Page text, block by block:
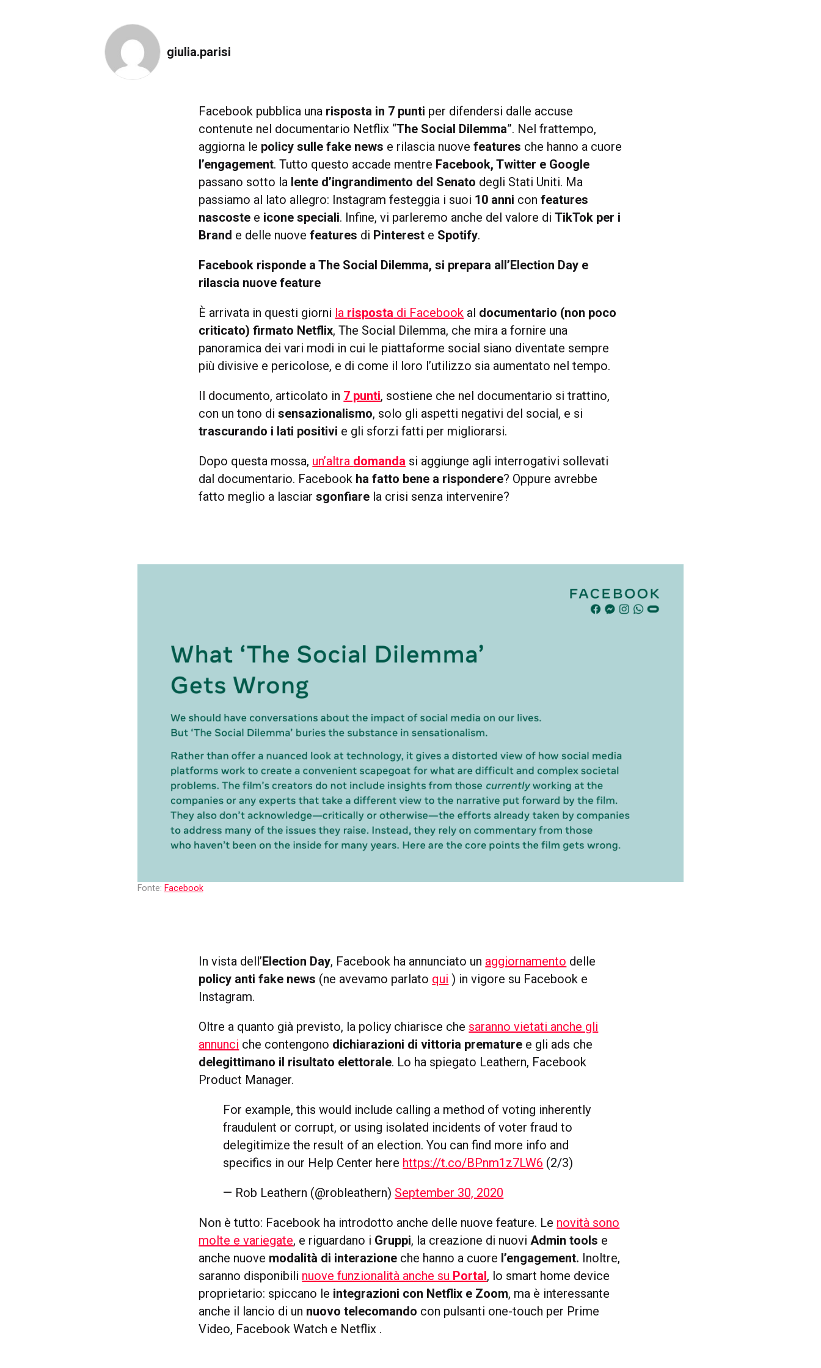
giulia.parisi
Facebook pubblica una risposta in 7 punti per difendersi dalle accuse
contenute nel documentario Netflix “The Social Dilemma”. Nel frattempo,
aggiorna le policy sulle fake news e rilascia nuovefeatures che hanno a cuore
l’engagement. Tutto questo accade mentre Facebook, Twitter e Google
passano sotto la lente d’ingrandimento del Senato degli Stati Uniti. Ma
passiamo al lato allegro: Instagram festeggia i suoi 10 anni confeatures
nascoste e icone speciali. Infine, vi parleremo anche del valore diTikTok per i
Brand e delle nuovefeatures di Pinterest e Spotify.
Facebook risponde a The Social Dilemma, si prepara all’Election Day e
rilascia nuove feature
È arrivata in questi giorni la risposta di Facebook al documentario (non poco
criticato) firmato Netflix, The Social Dilemma, che mira a fornire una
panoramica dei vari modi in cui le piattaforme social siano diventate sempre
più divisive e pericolose, e di come il loro l’utilizzo sia aumentato nel tempo.
Il documento, articolato in 7 punti, sostiene che nel documentario si trattino,
con un tono disensazionalismo, solo gli aspetti negativi del social, e si
trascurando i lati positivi e gli sforzi fatti per migliorarsi.
Dopo questa mossa, un’altra domanda si aggiunge agli interrogativi sollevati
dal documentario. Facebook ha fatto bene a rispondere? Oppure avrebbe
fatto meglio a lasciarsgonfiare la crisi senza intervenire?
Fonte: Facebook
In vista dell’Election Day, Facebook ha annunciato un aggiornamento delle
policy anti fake news (ne avevamo parlato qui ) in vigore su Facebook e
Instagram.
Oltre a quanto già previsto, la policy chiarisce che saranno vietati anche gli
annunci che contengono dichiarazioni di vittoria premature e gli ads che
delegittimano il risultato elettorale. Lo ha spiegato Leathern, Facebook
Product Manager.
For example, this would include calling a method of voting inherently
fraudulent or corrupt, or using isolated incidents of voter fraud to
delegitimize the result of an election. You can find more info and
specifics in our Help Center here https://t.co/BPnm1z7LW6 (2/3)
— Rob Leathern (@robleathern) September 30, 2020
Non è tutto: Facebook ha introdotto anche delle nuove feature. Le novità sono
molte e variegate, e riguardano i Gruppi, la creazione di nuovi Admin tools e
anche nuove modalità di interazione che hanno a cuore l’engagement. Inoltre,
saranno disponibili nuove funzionalità anche su Portal, lo smart home device
proprietario: spiccano le integrazioni con Netflix e Zoom, ma è interessante
anche il lancio di un nuovo telecomando con pulsanti one-touch per Prime
Video, Facebook Watch e Netflix .